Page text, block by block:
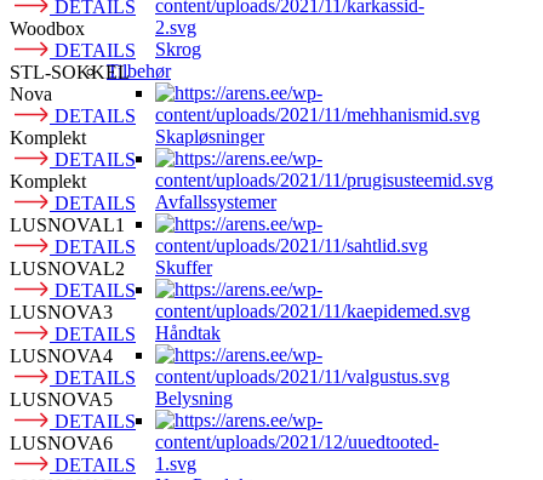
Skrog
Tilbehør
Skapløsninger
Avfallssystemer
Skuffer
Håndtak
Belysning
DETAILS
Woodbox
DETAILS
STL-SOKKEL
Nova
DETAILS
Komplekt
DETAILS
Komplekt
DETAILS
LUSNOVAL1
DETAILS
LUSNOVAL2
DETAILS
LUSNOVA3
DETAILS
LUSNOVA4
DETAILS
LUSNOVA5
DETAILS
LUSNOVA6
DETAILS